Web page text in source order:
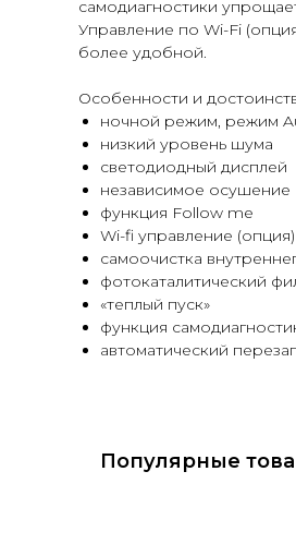
самодиагностики
Управление по Wi-Fi
более удобной.
Особенности и
ночной режим, режим
низкий уровень шума
светодиодный дисплей
независимое осушение
функция Follow me
Wi-fi управление (опция)
самоочистка
фотокаталитический
«теплый пуск»
функция
автоматический
Популярные